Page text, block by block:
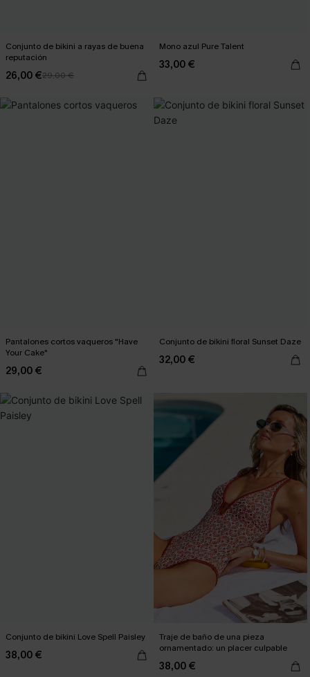
Conjunto de bikini a rayas de buena
reputación
26,00 €29,00 €
Mono azul Pure Talent
33,00 €
Pantalones cortos vaqueros "Have
Your Cake"
29,00 €
Conjunto de bikini floral Sunset Daze
32,00 €
Conjunto de bikini Love Spell Paisley
38,00 €
Traje de baño de una pieza
ornamentado: un placer culpable
38,00 €